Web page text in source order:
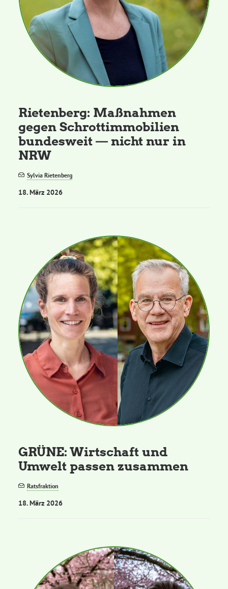
Rietenberg: Maßnahmen
gegen Schrottimmobilien
bundesweit — nicht nur in
NRW
Sylvia Rietenberg
18. März 2026
GRÜNE: Wirtschaft und
Umwelt passen zusammen
Ratsfraktion
18. März 2026